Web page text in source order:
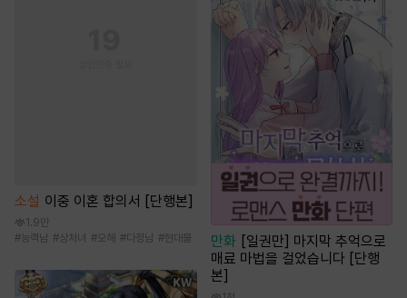
소설 이중 이혼 합의서 [단행본]
1.9만
#능력남 #상처녀 #오해 #다정남 #현대물 만화 [일권만] 마지막 추억으로
매료 마법을 걸었습니다 [단행
본]